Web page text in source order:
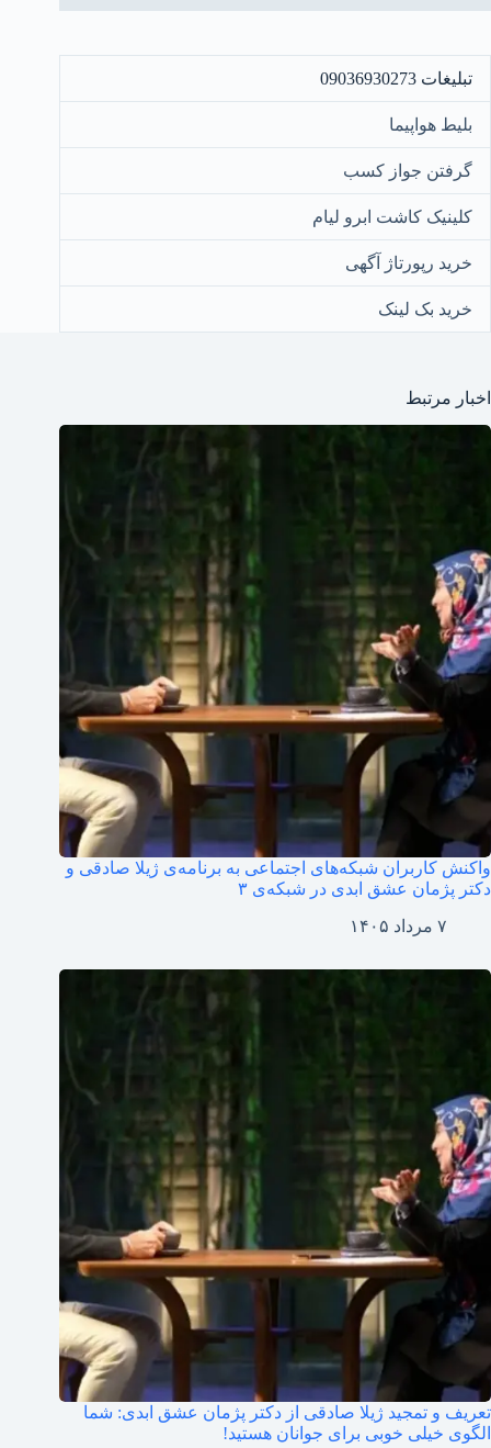
تبلیغات 09036930273
بلیط هواپیما
گرفتن جواز کسب
کلینیک کاشت ابرو لیام
خرید رپورتاژ آگهی
خرید بک لینک
اخبار مرتبط
واکنش کاربران شبکه‌های اجتماعی به برنامه‌ی ژیلا صادقی و
دکتر پژمان عشق ابدی در شبکه‌ی ۳
۷ مرداد ۱۴۰۵
تعریف و تمجید ژیلا صادقی از دکتر پژمان عشق ابدی: شما
الگوی خیلی خوبی برای جوانان هستید!